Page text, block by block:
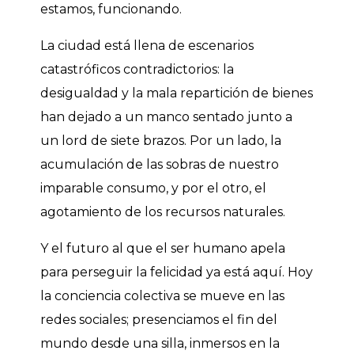
estamos, funcionando.
La ciudad está llena de escenarios
catastróficos contradictorios: la
desigualdad y la mala repartición de bienes
han dejado a un manco sentado junto a
un lord de siete brazos. Por un lado, la
acumulación de las sobras de nuestro
imparable consumo, y por el otro, el
agotamiento de los recursos naturales.
Y el futuro al que el ser humano apela
para perseguir la felicidad ya está aquí. Hoy
la conciencia colectiva se mueve en las
redes sociales; presenciamos el fin del
mundo desde una silla, inmersos en la